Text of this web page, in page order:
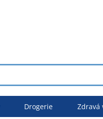
Drogerie Zdravá